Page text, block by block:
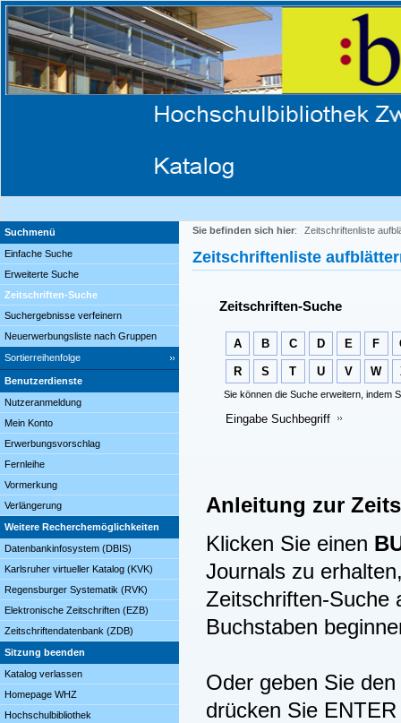
Suchmenü
Einfache Suche
Erweiterte Suche
Zeitschriften-Suche
Suchergebnisse verfeinern
Neuerwerbungsliste nach Gruppen
Sortierreihenfolge
Benutzerdienste
Nutzeranmeldung
Mein Konto
Erwerbungsvorschlag
Fernleihe
Vormerkung
Verlängerung
Weitere Recherchemöglichkeiten
Datenbankinfosystem (DBIS)
Karlsruher virtueller Katalog (KVK)
Regensburger Systematik (RVK)
Elektronische Zeitschriften (EZB)
Zeitschriftendatenbank (ZDB)
Sitzung beenden
Katalog verlassen
Homepage WHZ
Hochschulbibliothek
Sie befinden sich hier: Zeitschriftenliste
Zeitschriftenliste
Zeitschriften-Suche
A B C D E F
R S T U V W
Sie können die Suche erweitern, indem
Eingabe Suchbegriff
Anleitung zur
Klicken Sie einen
Journals zu
Zeitschriften-Suche
Buchstaben
Oder geben Sie
drücken Sie